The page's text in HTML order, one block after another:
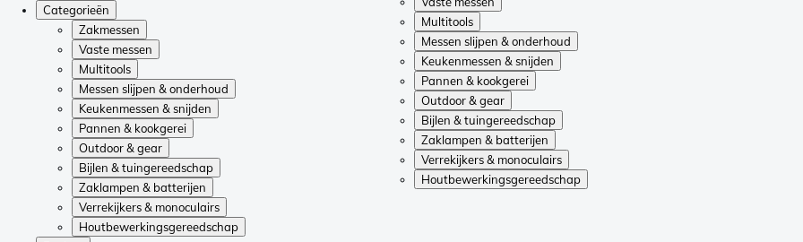
Multitools
Messen slijpen & onderhoud
Keukenmessen & snijden
Pannen & kookgerei
Outdoor & gear
Bijlen & tuingereedschap
Zaklampen & batterijen
Verrekijkers & monoculairs
Houtbewerkingsgereedschap
Categorieën
Zakmessen
Vaste messen
Multitools
Messen slijpen & onderhoud
Keukenmessen & snijden
Pannen & kookgerei
Outdoor & gear
Bijlen & tuingereedschap
Zaklampen & batterijen
Verrekijkers & monoculairs
Houtbewerkingsgereedschap